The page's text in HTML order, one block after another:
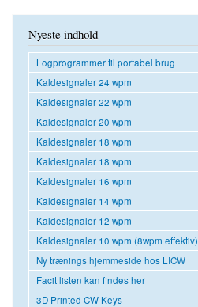
Nyeste indhold
Logprogrammer til portabel brug
Kaldesignaler 24 wpm
Kaldesignaler 22 wpm
Kaldesignaler 20 wpm
Kaldesignaler 18 wpm
Kaldesignaler 18 wpm
Kaldesignaler 16 wpm
Kaldesignaler 14 wpm
Kaldesignaler 12 wpm
Kaldesignaler 10 wpm (8wpm effektiv)
Ny trænings hjemmeside hos LICW
Facit listen kan findes her
3D Printed CW Keys